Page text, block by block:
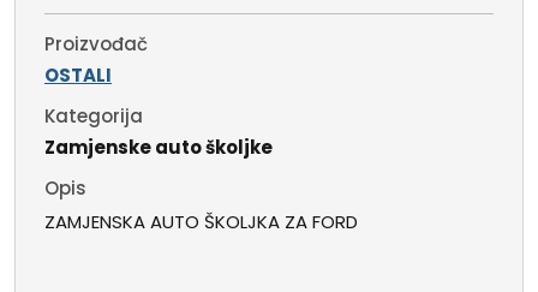
Proizvođač
OSTALI
Kategorija
Zamjenske auto školjke
Opis
ZAMJENSKA AUTO ŠKOLJKA ZA FORD